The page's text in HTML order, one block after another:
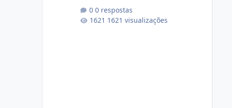
0 respostas
1621 visualizações